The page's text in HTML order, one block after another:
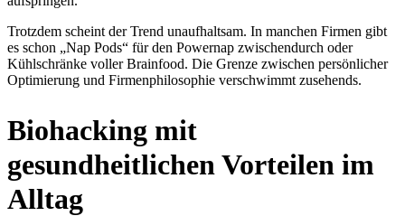
Trotzdem scheint der Trend unaufhaltsam. In manchen Firmen gibt
es schon „Nap Pods“ für den Powernap zwischendurch oder
Kühlschränke voller Brainfood. Die Grenze zwischen persönlicher
Optimierung und Firmenphilosophie verschwimmt zusehends.
Biohacking mit
gesundheitlichen Vorteilen im
Alltag